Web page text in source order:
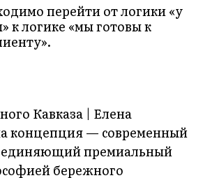
перейти от логики «у
к логике «мы готовы к